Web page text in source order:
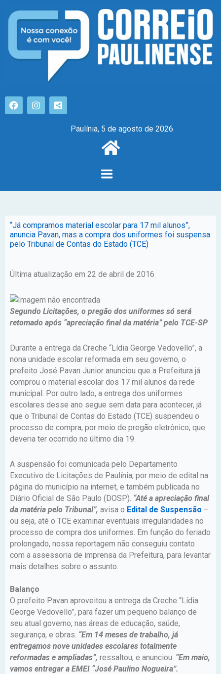
Paulínia, 5 de agosto de 2026
“Já compramos material escolar para 17 mil alunos”,
anuncia Pavan, mas a compra dos uniformes foi suspensa
pelo Tribunal de Contas do Estado (TCE)
Última atualização em 22 de abril de 2016
Segundo Licitações, o pregão dos uniformes só será
retomado após “apreciação final da matéria” pelo TCE-SP
Durante a entrega da Creche “Lídia George Vedovello”, a
nona unidade escolar reformada em seu governo, o
prefeito José Pavan Junior anunciou que a Prefeitura já
comprou o material escolar dos 17 mil alunos da rede
municipal. Por outro lado, a entrega dos uniformes
escolares desse ano segue sem data para acontecer, já
que o Tribunal de Contas do Estado (TCE) suspendeu o
processo de compra, por meio de pregão eletrônico, que
deveria ter ocorrido no último dia 19.
A suspensão foi comunicada pelo Departamento
Executivo de Licitações de Paulínia, por meio de edital na
página do município na internet, e também publicada no
Diário Oficial de São Paulo (DOSP). “Até a apreciação final
da matéria pelo Tribunal”, avisa o Edital de Suspensão –
ou seja, até o TCE examinar eventuais irregularidades no
processo de compra dos uniformes. Em função do feriado
prolongado, nossa reportagem não conseguiu contato
com a assessoria de imprensa da Prefeitura, para levantar
mais detalhes sobre o assunto.
Balanço
O prefeito Pavan aproveitou a entrega da Creche “Lídia
George Vedovello”, para fazer um pequeno balanço de
seu atual governo, nas áreas de educação, saúde,
segurança, e obras. “Em 14 meses de trabalho, já
entregamos nove unidades escolares totalmente
reformadas e ampliadas”, ressaltou, e anunciou: “Em maio,
vamos entregar a EMEI “José Paulino Nogueira”.